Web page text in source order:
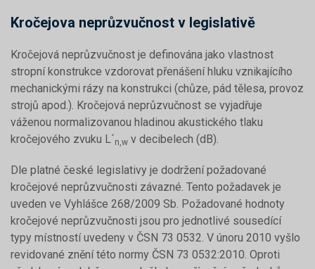
Kročejova neprůzvučnost v legislativě
Kročejová neprůzvučnost je definována jako vlastnost
stropní konstrukce vzdorovat přenášení hluku vznikajícího
mechanickými rázy na konstrukci (chůze, pád tělesa, provoz
strojů apod.). Kročejová neprůzvučnost se vyjadřuje
váženou normalizovanou hladinou akustického tlaku
kročejového zvuku L´n,w v decibelech (dB).
Dle platné české legislativy je dodržení požadované
kročejové neprůzvučnosti závazné. Tento požadavek je
uveden ve Vyhlášce 268/2009 Sb. Požadované hodnoty
kročejové neprůzvučnosti jsou pro jednotlivé sousedící
typy místností uvedeny v ČSN 73 0532. V únoru 2010 vyšlo
revidované znění této normy ČSN 73 0532:2010. Oproti